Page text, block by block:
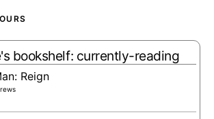
bookshelf: currently-reading
Reign